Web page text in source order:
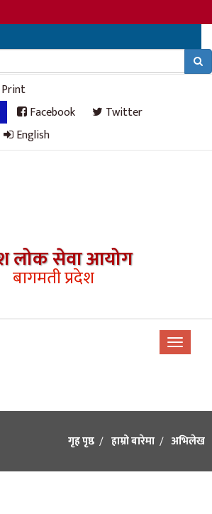
Print
Facebook
Twitter
English
लोक सेवा आयोग
बागमती प्रदेश
गृह पृष्ठ हाम्रो बारेमा अभिलेख